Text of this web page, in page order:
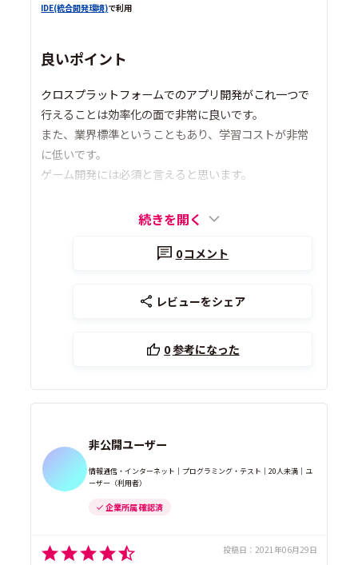
IDE(統合開発環境)で利用
良いポイント
クロスプラットフォームでのアプリ開発がこれ一つで
行えることは効率化の面で非常に良いです。
また、業界標準ということもあり、学習コストが非常
に低いです。
ゲーム開発には必須と言えると思います。
続きを開く
0コメント
レビューをシェア
0参考になった
非公開ユーザー
情報通信・インターネット｜プログラミング・テスト｜20人未満｜ユ
ーザー（利用者）
企業所属 確認済
投稿日： 2021年06月29日